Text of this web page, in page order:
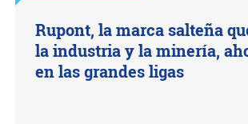
Rupont, la marca salteña
la industria y la minería,
en las grandes ligas